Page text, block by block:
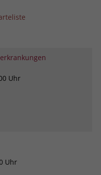
Uhr
Uhr
in einer einzigen